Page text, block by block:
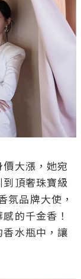
大漲，她宛
頂奢珠寶級
氛品牌大使，
的千金香！
水瓶中，讓